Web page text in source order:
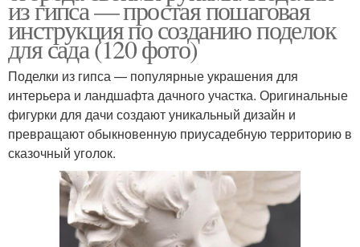
из гипса — простая пошаговая
инструкция по созданию поделок
для сада (120 фото)
Поделки из гипса — популярные украшения для
интерьера и ландшафта дачного участка. Оригинальные
фигурки для дачи создают уникальный дизайн и
превращают обыкновенную приусадебную территорию в
сказочный уголок.